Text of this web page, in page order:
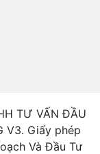
TƯ VẤN ĐẦU
V3. Giấy phép
Và Đầu Tư